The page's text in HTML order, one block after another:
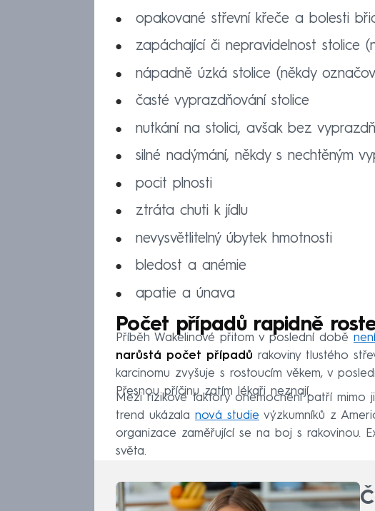
opakované střevní křeče a bolesti
zapáchající či nepravidelnost stolice
nápadně úzká stolice (někdy
časté vyprazdňování stolice
nutkání na stolici, avšak bez
silné nadýmání, někdy s nechtěným
pocit plnosti
ztráta chuti k jídlu
nevysvětlitelný úbytek hmotnosti
bledost a anémie
apatie a únava
Počet případů rapidně
Příběh Wakelinové přitom v poslední době
narůstá počet případů rakoviny tlustého
karcinomu zvyšuje s rostoucím věkem, v
Přesnou příčinu zatím lékaři neznají.
Mezi rizikové faktory onemocnění patří mimo
trend ukázala nová studie výzkumníků z
organizace zaměřující se na boj s rakovinou.
světa.